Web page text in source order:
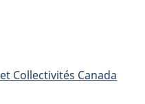
Collectivités Canada